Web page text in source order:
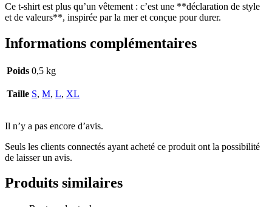
Ce t-shirt est plus qu’un vêtement : c’est une **déclaration de style
et de valeurs**, inspirée par la mer et conçue pour durer.
Informations complémentaires
Poids 0,5 kg
Taille S, M, L, XL
Il n’y a pas encore d’avis.
Seuls les clients connectés ayant acheté ce produit ont la possibilité
de laisser un avis.
Produits similaires